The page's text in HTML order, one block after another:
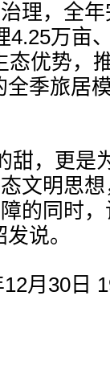
理，全
4.25万亩
优势，
全季旅居
甜，更是
文明思
的同时
说。
12月30日